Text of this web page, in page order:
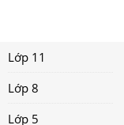
Lớp 11
Lớp 8
Lớp 5